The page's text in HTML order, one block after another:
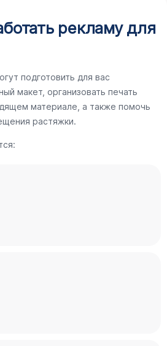
рекламу для
подготовить для вас
макет, организовать печать
материале, а также помочь
растяжки.